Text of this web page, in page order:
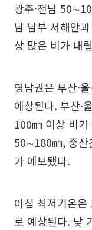
광주·전남
남 남부 서해안
상 많은 비가 내
영남권은 부산·
예상된다. 부산·
100㎜ 이상 비
50∼180㎜, 중산
가 예보됐다.
아침 최저기온
로 예상된다. 낮